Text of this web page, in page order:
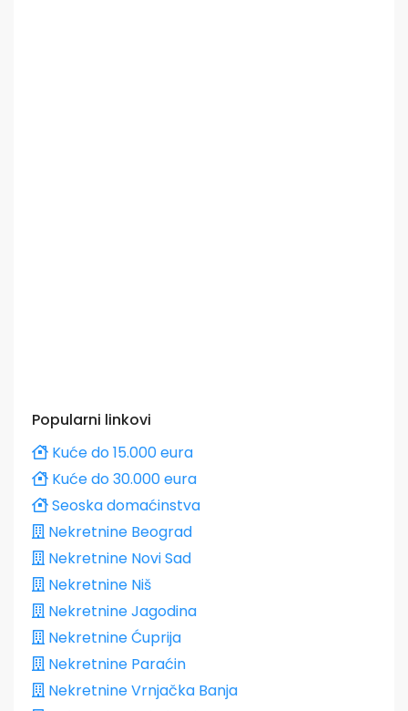
Popularni linkovi
Kuće do 15.000 eura
Kuće do 30.000 eura
Seoska domaćinstva
Nekretnine Beograd
Nekretnine Novi Sad
Nekretnine Niš
Nekretnine Jagodina
Nekretnine Ćuprija
Nekretnine Paraćin
Nekretnine Vrnjačka Banja